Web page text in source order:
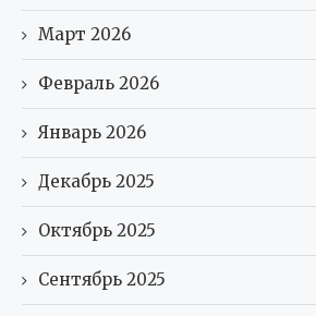
Март 2026
Февраль 2026
Январь 2026
Декабрь 2025
Октябрь 2025
Сентябрь 2025